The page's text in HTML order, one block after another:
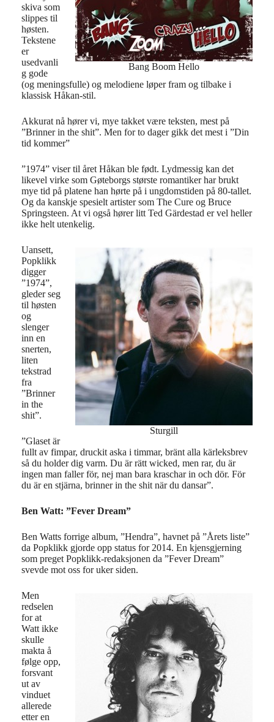
Bang Boom Hello
skiva som
slippes til
høsten.
Tekstene
er
usedvanli
g gode
(og meningsfulle) og melodiene løper fram og tilbake i
klassisk Håkan-stil.
Akkurat nå hører vi, mye takket være teksten, mest på
”Brinner in the shit”. Men for to dager gikk det mest i ”Din
tid kommer”
”1974” viser til året Håkan ble født. Lydmessig kan det
likevel virke som Gøteborgs største romantiker har brukt
mye tid på platene han hørte på i ungdomstiden på 80-tallet.
Og da kanskje spesielt artister som The Cure og Bruce
Springsteen. At vi også hører litt Ted Gärdestad er vel heller
ikke helt utenkelig.
Sturgill
Uansett,
Popklikk
digger
”1974”,
gleder seg
til høsten
og
slenger
inn en
snerten,
liten
tekstrad
fra
”Brinner
in the
shit”.
”Glaset är
fullt av fimpar, druckit aska i timmar, bränt alla kärleksbrev
så du holder dig varm. Du är rätt wicked, men rar, du är
ingen man faller för, nej man bara kraschar in och dör. För
du är en stjärna, brinner in the shit när du dansar”.
Ben Watt: ”Fever Dream”
Ben Watts forrige album, ”Hendra”, havnet på ”Årets liste”
da Popklikk gjorde opp status for 2014. En kjensgjerning
som preget Popklikk-redaksjonen da ”Fever Dream”
svevde mot oss for uker siden.
Men
redselen
for at
Watt ikke
skulle
makta å
følge opp,
forsvant
ut av
vinduet
allerede
etter en